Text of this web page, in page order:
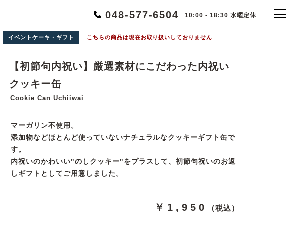
048-577-6504 10:00 - 18:30 水曜定休
イベントケーキ・ギフト こちらの商品は現在お取り扱いしておりません
【初節句内祝い】厳選素材にこだわった内祝い
クッキー缶
Cookie Can Uchiiwai
マーガリン不使用。
添加物などほとんど使っていないナチュラルなクッキーギフト缶で
す。
内祝いのかわいい"のしクッキー"をプラスして、初節句祝いのお返
しギフトとしてご用意しました。
￥1,950 （税込）